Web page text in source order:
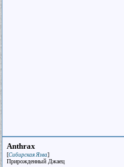
Anthrax
[Сибирская Язва]
Прирожденный Джаец